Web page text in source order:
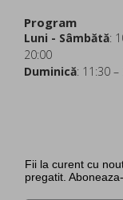
Program
Luni - Sâmbătă:
20:00
Duminică: 11:30 –
Fii la curent cu
pregatit.